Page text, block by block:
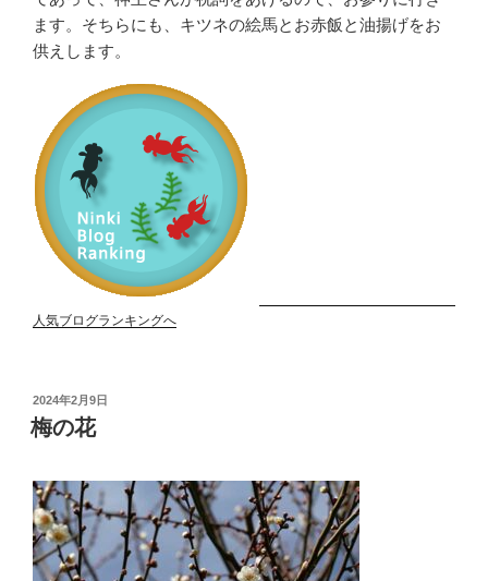
ます。そちらにも、キツネの絵馬とお赤飯と油揚げをお
供えします。
人気ブログランキングへ
投
稿
日:
2024年2月9日
梅の花